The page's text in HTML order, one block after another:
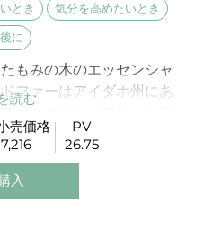
とき 気分を高めたいとき
に
もみの木のエッセンシャ
ファーはアイダホ州にあ
じさせるような香りとし
ある香りは、穏やかな空
売価格
PV
26.75
入